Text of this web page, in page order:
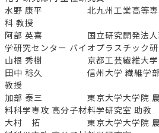
水野 康平 北九州工業高等専門
科 教授
阿部 英喜 国立研究開発法人理
学研究センター バイオプラスチック
山根 秀樹 京都工芸繊維大学
田中 稔久 信州大学 繊維学部
教授
加部 泰三 東京大学大学院 農学
料科学専攻 高分子材料学研究室 助教
大村 拓 東京大学大学院 農学